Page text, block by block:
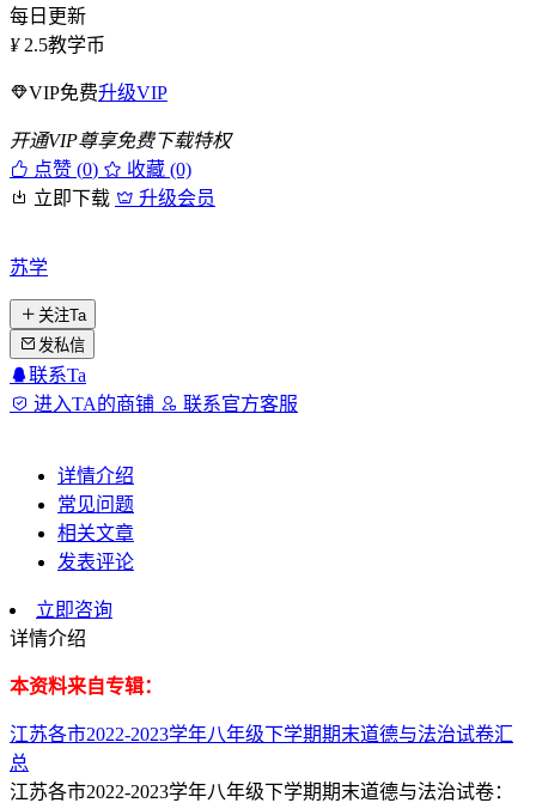
每日更新
¥ 2.5教学币
VIP免费升级VIP
开通VIP尊享免费下载特权
点赞 (0)
收藏 (0)
立即下载
升级会员
苏学
关注Ta
发私信
联系Ta
进入TA的商铺
联系官方客服
详情介绍
常见问题
相关文章
发表评论
立即咨询
详情介绍
本资料来自专辑：
江苏各市2022-2023学年八年级下学期期末道德与法治试卷汇
总
江苏各市2022-2023学年八年级下学期期末道德与法治试卷：